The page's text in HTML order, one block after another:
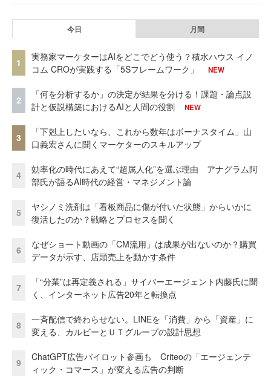
今日 月間
1
実務家マーケターはAIをどこでどう使う？積水ハウス イノ
コム CROが実践する「5Sフレームワーク」
NEW
2
「何を分析するか」の決定が結果を分ける！課題・論点設
計と仮説構築におけるAIと人間の役割
NEW
3
「下剋上したいなら、これから数年はボーナスタイム」山
口義宏さんに聞くマーケターのスキルアップ
4
効率化の時代にあえて“超属人化”を選ぶ理由 アナグラム阿
部氏が語るAI時代の経営・マネジメント論
5
ヤシノミ洗剤は「看板商品に傷が付いた状態」からいかに
復活したのか？戦略とプロセスを聞く
6
なぜショート動画の「CM流用」は成果が出ないのか？購買
データが示す、店頭売上を動かす条件
7
「“分業”は再定義される」サイバーエージェント内藤氏に聞
く、インターネット広告20年と転換点
8
一斉配信で終わらせない。LINEを「消費」から「資産」に
変える、カルビーとＵＴグループの設計思想
9
ChatGPT広告パイロット参画も Criteoの「エージェンテ
ィック・コマース」が変える広告の判断